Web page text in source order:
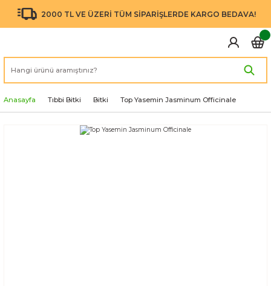
2000 TL VE ÜZERİ TÜM SİPARİŞLERDE KARGO BEDAVA!
Anasayfa Tıbbi Bitki Bitki Top Yasemin Jasminum Officinale